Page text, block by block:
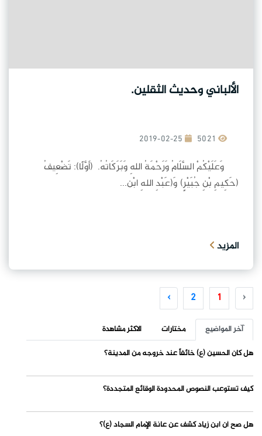
الألباني وحديث الثقلين.
2019-02-25
وَعَلَيْكُمْ السَّلَامُ وَرَحْمَةُ اللهِ وَبَرَكَاتُهُ. (أَوَّلًا): تَضْعِيفُ
(حَكِيمِ بْنِ جُبَيْرٍ) وَ(عَبْدِ اللهِ ابْن...
المزيد
‹
1
2
›
آخر المواضيع مختارات
الاكثر مشاهدة
هل كان الحسين (ع) خائفاً عند خروجه من المدينة؟
كيف تستوعب النصوص المحدودة الوقائع المتجددة؟
هل صح أن ابن زياد كشف عن عانة الإمام السجاد (ع)؟